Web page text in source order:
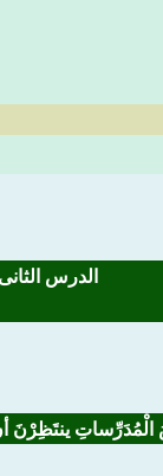
الدرس
الْمُدَرِّساتِ ینتَظِرْنَ